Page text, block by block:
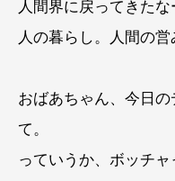
人間界に戻ってきたな
人の暮らし。人間の営
おばあちゃん、今日
て。
っていうか、ボッチ